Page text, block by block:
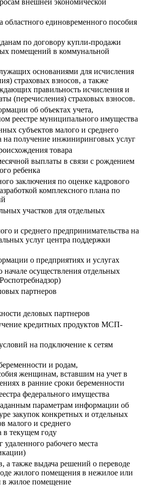
внешней экономической
областного единовременного пособия
по договору купли-продажи
помещений в коммунальной
основаниями для исчисления
страховых взносов, а также
правильность исчисления и
(перечисления) страховых взносов.
об объектах учета,
реестре муниципального имущества
субъектов малого и среднего
на получение инжиниринговых услуг
товара
выплаты в связи с рождением
ребенка
заключения по оценке кадрового
комплексного плана по
участков для отдельных
и среднего предпринимательства на
услуг центра поддержки
о предприятиях и услугах
осуществления отдельных
партнеров
деловых партнеров
кредитных продуктов МСП-
на подключение к сетям
и родам,
женщинам, вставшим на учет в
в ранние сроки беременности
федерального имущества
параметрам информации об
закупок конкретных и отдельных
малого и среднего
в текущем году
удаленного рабочего места
а также выдача решений о переводе
жилого помещения в нежилое или
жилое помещение